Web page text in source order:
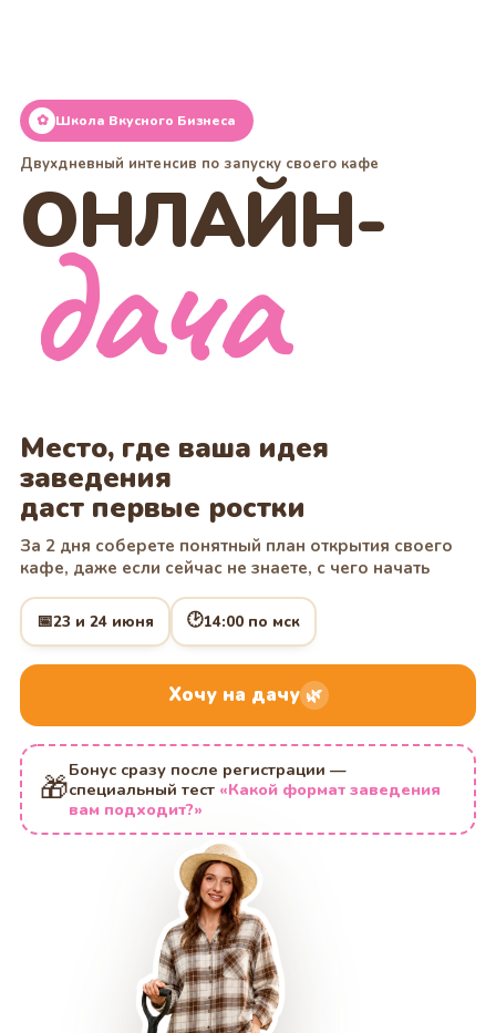
✿ Школа Вкусного Бизнеса
Двухдневный интенсив по запуску своего кафе
ОНЛАЙН-
дача
Место, где ваша идея
заведения
даст первые ростки
За 2 дня соберете понятный план открытия своего
кафе, даже если сейчас не знаете, с чего начать
📅23 и 24 июня 🕑14:00 по мск
Хочу на дачу 🌿
🎁Бонус сразу после регистрации —
специальный тест «Какой формат заведения
вам подходит?»